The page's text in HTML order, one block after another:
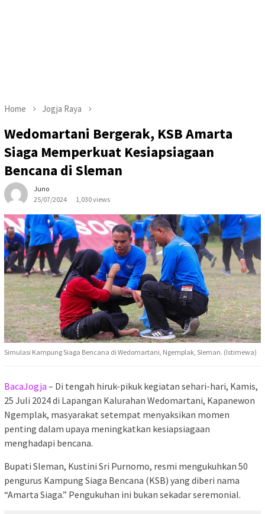
Home Jogja Raya
Wedomartani Bergerak, KSB Amarta
Siaga Memperkuat Kesiapsiagaan
Bencana di Sleman
Juno
25/07/2024
1,030 views
Simulasi Kampung Siaga Bencana di Wedomartani, Ngemplak, Sleman. (Istimewa)
BacaJogja – Di tengah hiruk-pikuk kegiatan sehari-hari, Kamis,
25 Juli 2024 di Lapangan Kalurahan Wedomartani, Kapanewon
Ngemplak, masyarakat setempat menyaksikan momen
penting dalam upaya meningkatkan kesiapsiagaan
menghadapi bencana.
Bupati Sleman, Kustini Sri Purnomo, resmi mengukuhkan 50
pengurus Kampung Siaga Bencana (KSB) yang diberi nama
“Amarta Siaga.” Pengukuhan ini bukan sekadar seremonial.